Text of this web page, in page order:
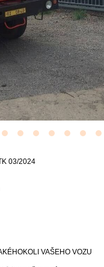
03/2024
VAŠEHO VOZU